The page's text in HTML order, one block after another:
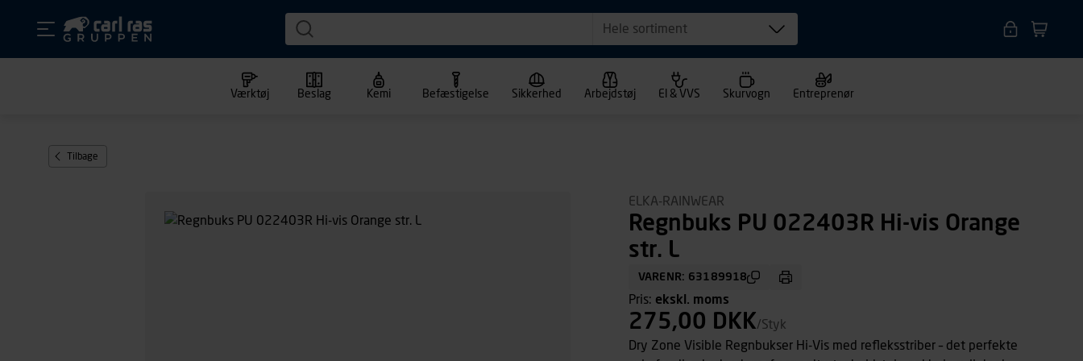
Hele sortiment
Værktøj Beslag Kemi Befæstigelse Sikkerhed Arbejdstøj El & VVS Skurvogn Entreprenør
Tilbage
ELKA-RAINWEAR
Regnbuks PU 022403R Hi-vis Orange
str. L
VARENR: 63189918
Pris: ekskl. moms
275,00 DKK/Styk
Dry Zone Visible Regnbukser Hi-Vis med refleksstriber – det perfekte